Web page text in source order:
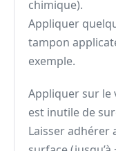
chimique).
Appliquer
tampon
exemple.
Appliquer sur le
est inutile de
Laisser adhérer